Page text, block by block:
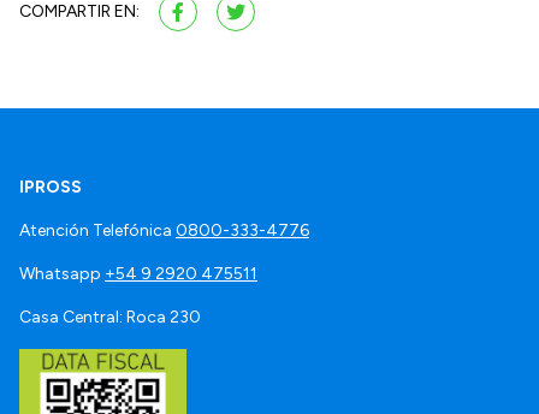
COMPARTIR EN:
IPROSS
Atención Telefónica 0800-333-4776
Whatsapp +54 9 2920 475511
Casa Central: Roca 230